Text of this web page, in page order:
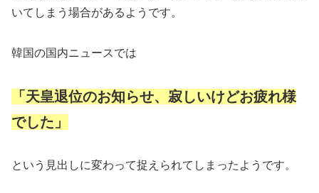
いてしまう場合があるようです。
韓国の国内ニュースでは
「天皇退位のお知らせ、寂しいけどお疲れ様
でした」
という見出しに変わって捉えられてしまったようです。